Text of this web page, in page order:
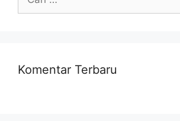
untuk:
Komentar Terbaru